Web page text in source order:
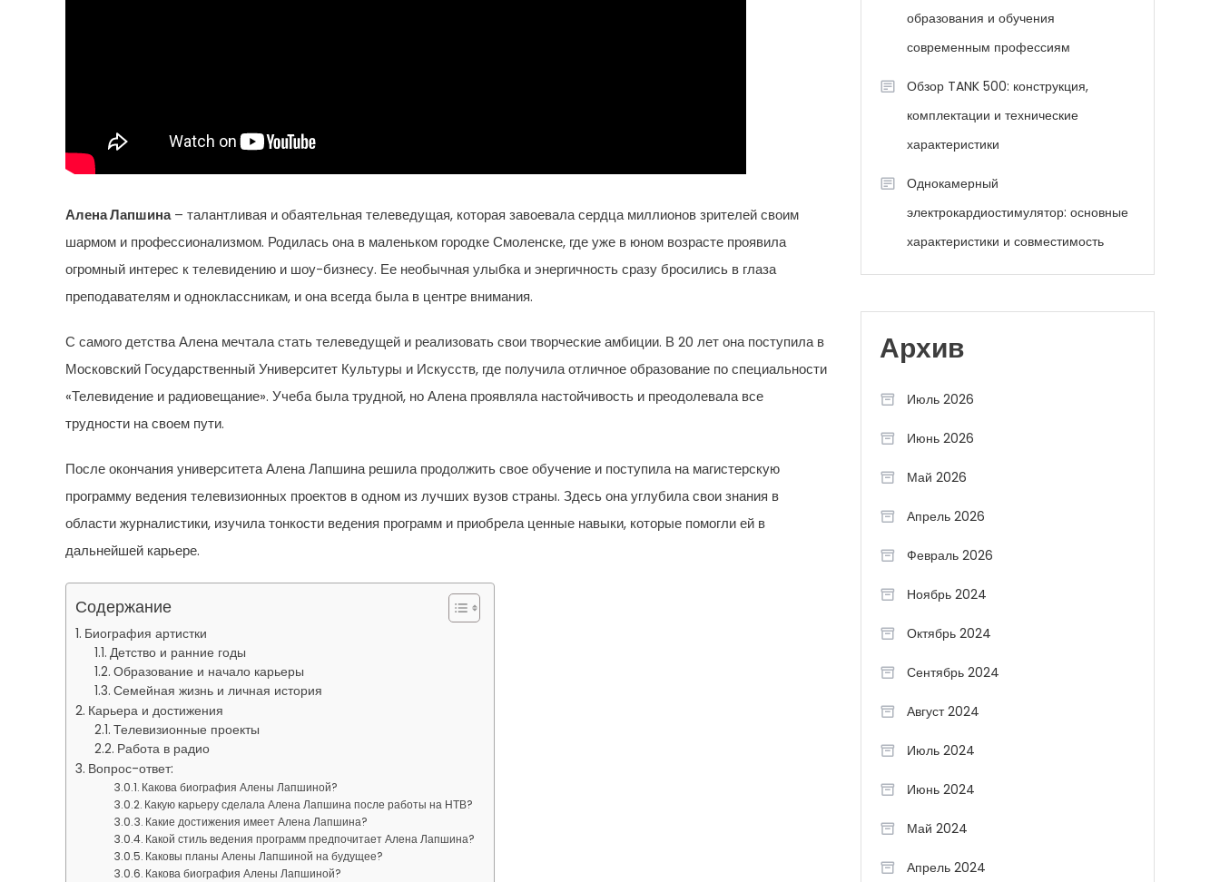
Алена Лапшина– талантливая и обаятельная телеведущая, которая завоевала сердца миллионов зрителей своим
шармом и профессионализмом. Родилась она в маленьком городке Смоленске, где уже в юном возрасте проявила
огромный интерес к телевидению и шоу-бизнесу. Ее необычная улыбка и энергичность сразу бросились в глаза
преподавателям и одноклассникам, и она всегда была в центре внимания.
С самого детства Алена мечтала стать телеведущей и реализовать свои творческие амбиции. В 20 лет она поступила в
Московский Государственный Университет Культуры и Искусств, где получила отличное образование по специальности
«Телевидение и радиовещание». Учеба была трудной, но Алена проявляла настойчивость и преодолевала все
трудности на своем пути.
После окончания университета Алена Лапшина решила продолжить свое обучение и поступила на магистерскую
программу ведения телевизионных проектов в одном из лучших вузов страны. Здесь она углубила свои знания в
области журналистики, изучила тонкости ведения программ и приобрела ценные навыки, которые помогли ей в
дальнейшей карьере.
Содержание
Биография артистки
Детство и ранние годы
Образование и начало карьеры
Семейная жизнь и личная история
Карьера и достижения
Телевизионные проекты
Работа в радио
Вопрос-ответ:
Какова биография Алены Лапшиной?
Какую карьеру сделала Алена Лапшина после работы на НТВ?
Какие достижения имеет Алена Лапшина?
Какой стиль ведения программ предпочитает Алена Лапшина?
Каковы планы Алены Лапшиной на будущее?
Какова биография Алены Лапшиной?
образования и обучения
современным профессиям
Обзор TANK 500: конструкция,
комплектации и технические
характеристики
Однокамерный
электрокардиостимулятор: основные
характеристики и совместимость
Архив
Июль 2026
Июнь 2026
Май 2026
Апрель 2026
Февраль 2026
Ноябрь 2024
Октябрь 2024
Сентябрь 2024
Август 2024
Июль 2024
Июнь 2024
Май 2024
Апрель 2024